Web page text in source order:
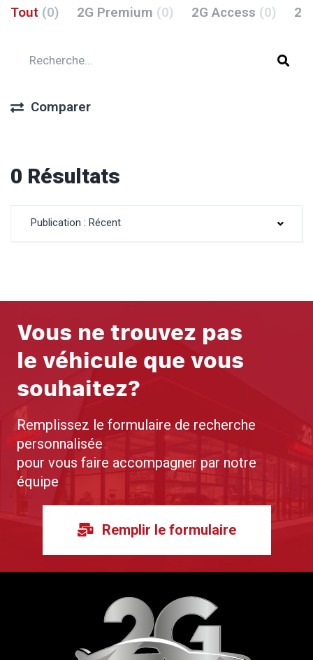
Tout (0) 2G Premium (0) 2G Access (0)
Comparer
0 Résultats
Publication : Récent
Vous ne trouvez pas
le véhicule que vous
souhaitez?
Remplissez le formulaire de recherche
personnalisée
pour vous faire accompagner par notre
équipe
Remplir le formulaire